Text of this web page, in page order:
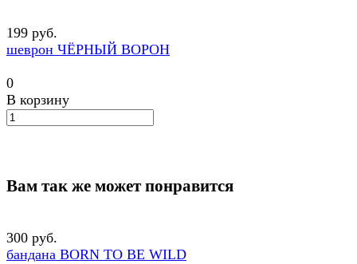
199 руб.
шеврон ЧЁРНЫЙ ВОРОН
0
В корзину
Вам так же может понравится
300 руб.
бандана BORN TO BE WILD